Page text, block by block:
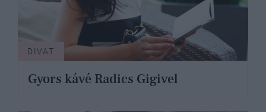
DIVAT
Gyors kávé Radics Gigivel